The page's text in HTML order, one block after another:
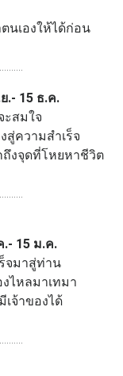
นเองให้ได้ก่อน
.- 15 ธ.ค.
สมใจ
สู่ความสำเร็จ
ถึงจุดที่โหยหาชีวิต
.- 15 ม.ค.
จมาสู่ท่าน
ไหลมาเทมา
จ้าของได้